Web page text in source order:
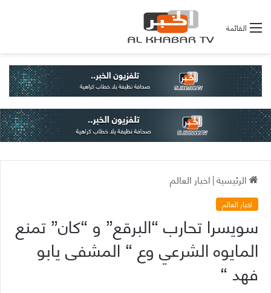
القائمة
الرئيسية|اخبار العالم
اخبار العالم
سويسرا تحارب “البرقع” و “كان” تمنع
المايوه الشرعي وع “ المشفى يابو
فهد “